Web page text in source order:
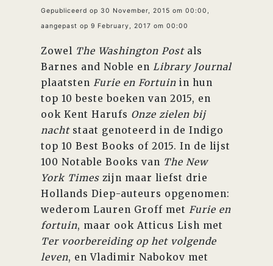
Gepubliceerd op 30 November, 2015 om 00:00,
aangepast op 9 February, 2017 om 00:00
Zowel The Washington Postals
Barnes and Noble en Library Journal
plaatsten Furie en Fortuin in hun
top 10 beste boeken van 2015, en
ook Kent Harufs Onze zielen bij
nacht staat genoteerd in de Indigo
top 10 Best Books of 2015. In de lijst
100 Notable Books van The New
York Times zijn maar liefst drie
Hollands Diep-auteurs opgenomen:
wederom Lauren Groff met Furie en
fortuin, maar ook Atticus Lish met
Ter voorbereiding op het volgende
leven, en Vladimir Nabokov met